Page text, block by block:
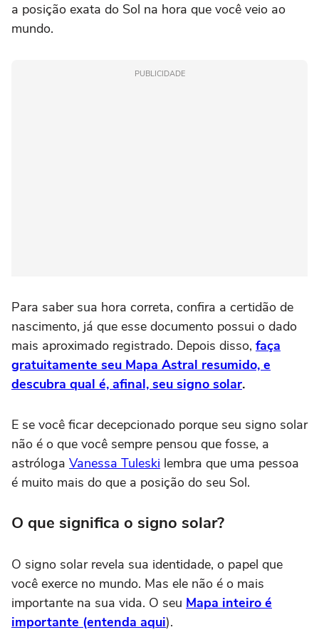
a posição exata do Sol na hora que você veio ao
mundo.
PUBLICIDADE
Para saber sua hora correta, confira a certidão de
nascimento, já que esse documento possui o dado
mais aproximado registrado. Depois disso, faça
gratuitamente seu Mapa Astral resumido, e
descubra qual é, afinal, seu signo solar.
E se você ficar decepcionado porque seu signo solar
não é o que você sempre pensou que fosse, a
astróloga Vanessa Tuleski lembra que uma pessoa
é muito mais do que a posição do seu Sol.
O que significa o signo solar?
O signo solar revela sua identidade, o papel que
você exerce no mundo. Mas ele não é o mais
importante na sua vida. O seu Mapa inteiro é
importante (entenda aqui).